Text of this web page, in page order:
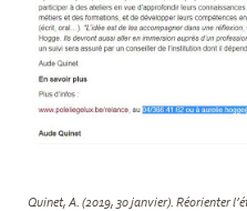
Quinet, A. (2019, 30 janvier). Réorienter